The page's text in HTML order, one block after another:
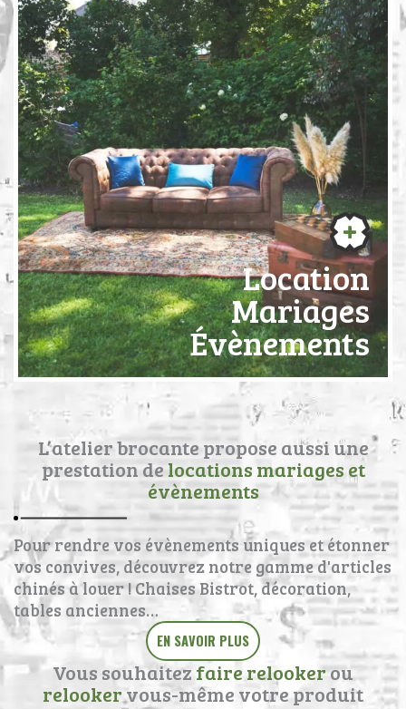
Location
Mariages
Évènements
L’atelier brocante propose aussi une
prestation de locations mariages et
évènements
Pour rendre vos évènements uniques et étonner
vos convives, découvrez notre gamme d'articles
chinés à louer ! Chaises Bistrot, décoration,
tables anciennes…
EN SAVOIR PLUS
Vous souhaitez faire relookerou
relookervous-même votre produit